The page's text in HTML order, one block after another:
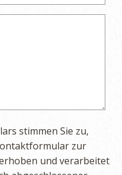
stimmen Sie zu,
zur
und verarbeitet